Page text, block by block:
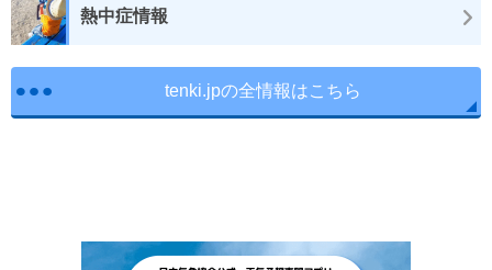
熱中症情報
tenki.jpの全情報はこちら